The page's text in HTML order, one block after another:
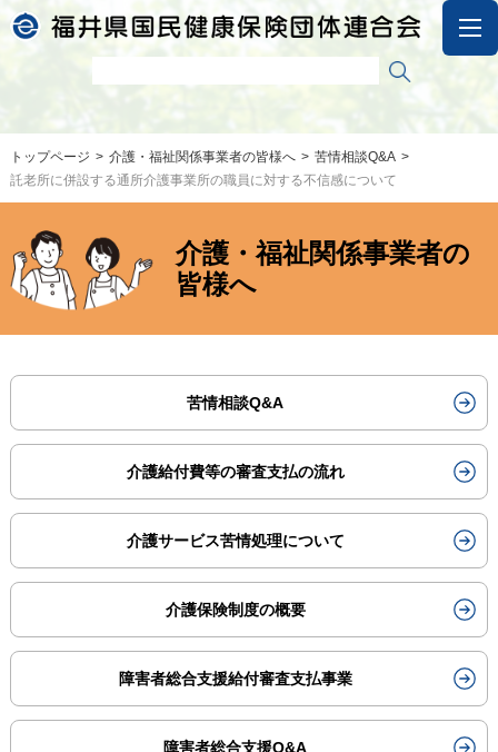
トップページ 介護・福祉関係事業者の皆様へ
苦情相談Q&A
託老所に併設する通所介護事業所の職員に対する不信感について
介護・福祉関係事業者の
皆様へ
苦情相談Q&A
介護給付費等の審査支払の流れ
介護サービス苦情処理について
介護保険制度の概要
障害者総合支援給付審査支払事業
障害者総合支援Q&A